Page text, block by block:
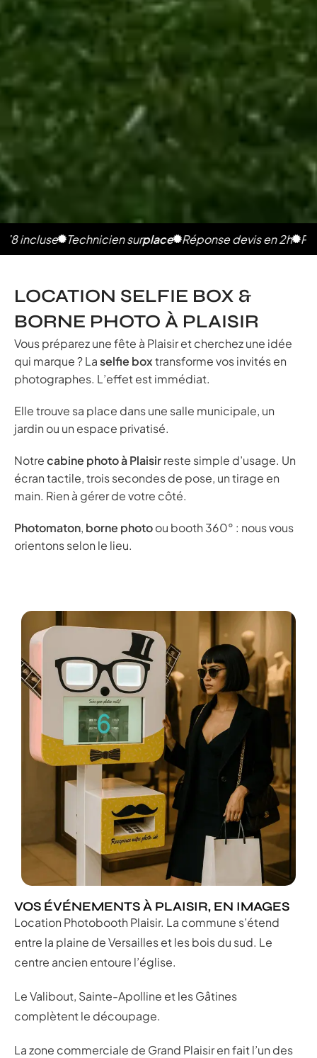
Technicien surplace Réponse devis en 2h Photos
LOCATION SELFIE BOX &
BORNE PHOTO À PLAISIR
Vous préparez une fête à Plaisir et cherchez une idée
qui marque ? Laselfie boxtransforme vos invités en
photographes. L’effet est immédiat.
Elle trouve sa place dans une salle municipale, un
jardin ou un espace privatisé.
Notrecabine photo à Plaisirreste simple d’usage. Un
écran tactile, trois secondes de pose, un tirage en
main. Rien à gérer de votre côté.
Photomaton, borne photoou booth 360° : nous vous
orientons selon le lieu.
VOS ÉVÉNEMENTS À PLAISIR, EN IMAGES
Location Photobooth Plaisir. La commune s’étend
entre la plaine de Versailles et les bois du sud. Le
centre ancien entoure l’église.
Le Valibout, Sainte-Apolline et les Gâtines
complètent le découpage.
La zone commerciale de Grand Plaisir en fait l’un des